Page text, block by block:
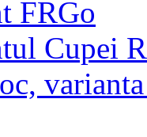
FRGo
Cupei